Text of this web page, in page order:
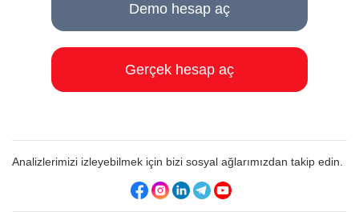
Demo hesap aç
Gerçek hesap aç
Analizlerimizi izleyebilmek için bizi sosyal ağlarımızdan takip edin.